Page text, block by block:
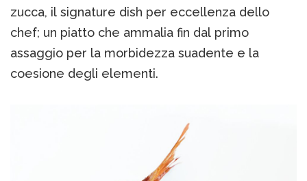
zucca, il signature dish per eccellenza dello
chef; un piatto che ammalia fin dal primo
assaggio per la morbidezza suadente e la
coesione degli elementi.